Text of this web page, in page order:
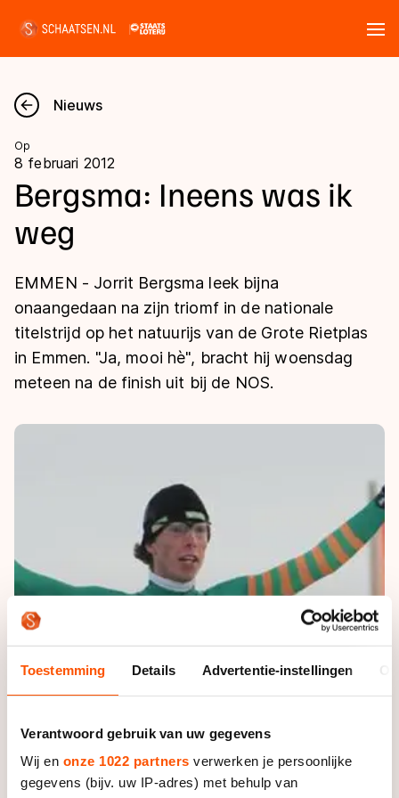
Toestemming Details Advertentie-instellingen
Verantwoord gebruik van uw gegevens
Wij en onze 1022 partners verwerken je persoonlijke
gegevens (bijv. uw IP-adres) met behulp van
Nieuws
Kalender
Disciplines
Langebaan
Shorttrack
Inlineskaten
Schoonrijden
Uitslagen
Langebaan
Shorttrack
Marathon
Inlineskaten
Tijden & historie
Ranglijsten Langebaan
Deze zomer de weg op
Waar kan ik schaatsen en skaten?
Alles voor jou als schaatsfan
Tickets
Livestreams
Word schaatsfan!
Winacties
Olympische Spelen
Olympische Spelen
Medaille overzicht
Medaillespiegel
Nieuws
Op
8 februari 2012
Bergsma: Ineens was ik
weg
EMMEN - Jorrit Bergsma leek bijna
onaangedaan na zijn triomf in de nationale
titelstrijd op het natuurijs van de Grote Rietplas
in Emmen. "Ja, mooi hè", bracht hij woensdag
meteen na de finish uit bij de NOS.